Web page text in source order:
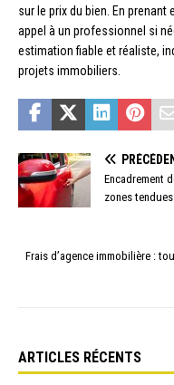
sur le prix du bien. En
appel à un professionnel si
estimation fiable et réaliste,
projets immobiliers.
Encadrement
zones tendues
Frais d’agence immobilière :
ARTICLES RÉCENTS